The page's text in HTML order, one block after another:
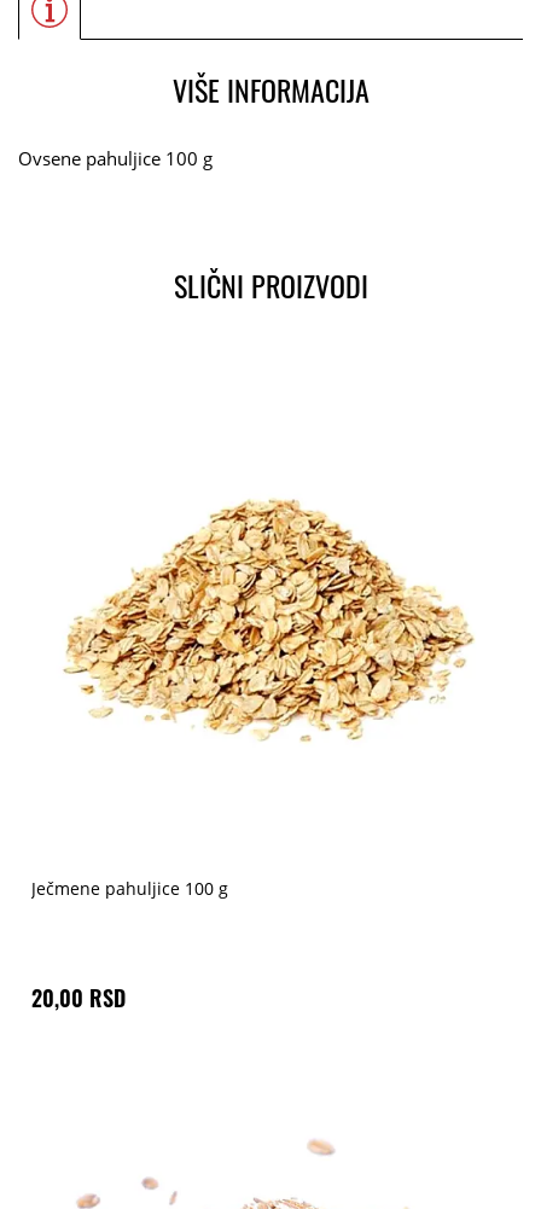
VIŠE INFORMACIJA
Ovsene pahuljice 100 g
SLIČNI PROIZVODI
Ječmene pahuljice 100 g
20,00 RSD